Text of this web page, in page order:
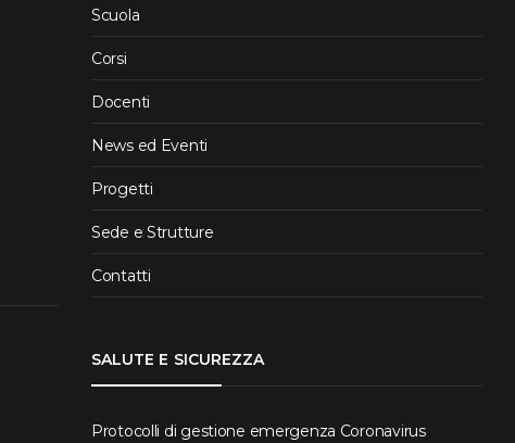
Scuola
Corsi
Docenti
News ed Eventi
Progetti
Sede e Strutture
Contatti
SALUTE E SICUREZZA
Protocolli di gestione emergenza Coronavirus